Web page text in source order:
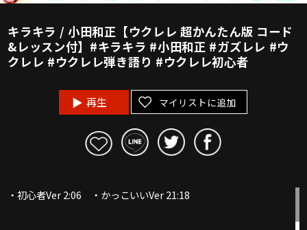
キラキラ / 小田和正【ウクレレ 超かんたん版 コード
&レッスン付】#キラキラ #小田和正 #ガズレレ #ウ
クレレ #ウクレレ弾き語り #ウクレレ初心者
再生 マイリストに追加
・初心者Ver 2:06 ・かっこいいVer 21:18